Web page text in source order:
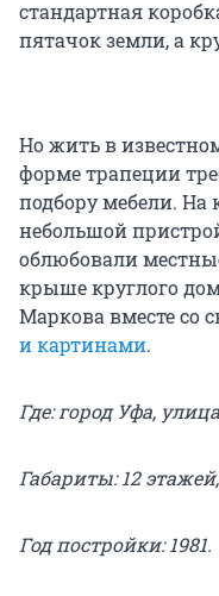
стандартная
пятачок земли, а
Но жить в
форме трапеции
подбору мебели.
небольшой
облюбовали
крыше круглого
Маркова вместе со
и картинами.
Где: город Уфа,
Габариты: 12
Год постройки: 1981.